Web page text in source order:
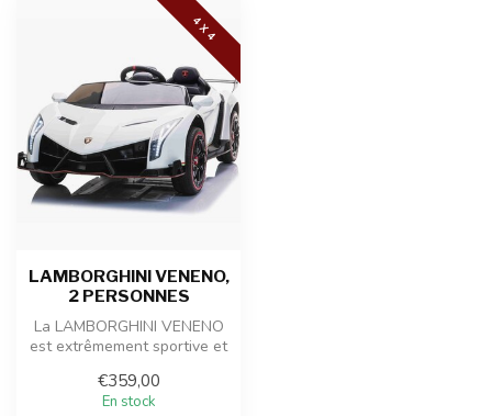
4 X 4
LAMBORGHINI VENENO,
2 PERSONNES
La LAMBORGHINI VENENO
est extrêmement sportive et
voi...
€359,00
En stock